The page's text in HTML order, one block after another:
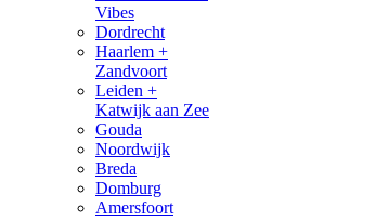
Vibes
Dordrecht
Haarlem +
Zandvoort
Leiden +
Katwijk aan Zee
Gouda
Noordwijk
Breda
Domburg
Amersfoort